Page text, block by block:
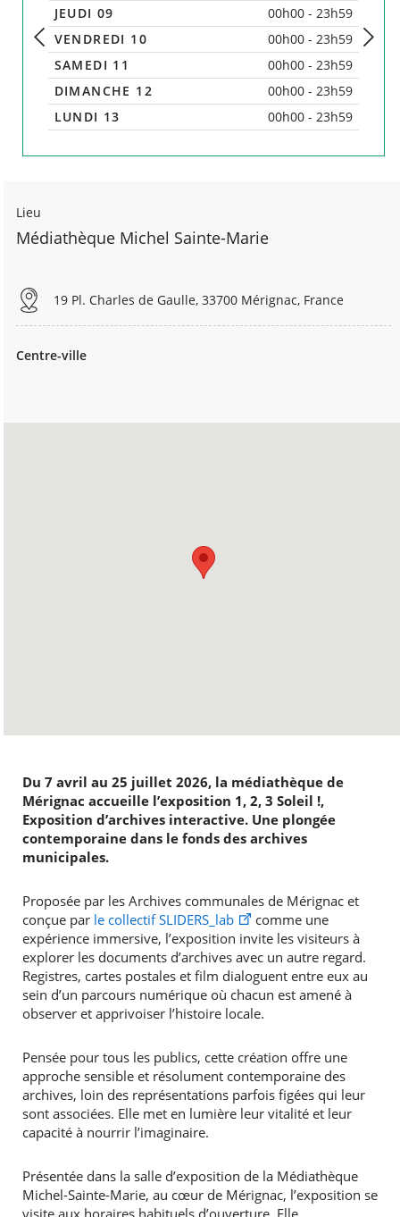
JEUDI 09
00h00 - 23h59
VENDREDI 10
00h00 - 23h59
SAMEDI 11
00h00 - 23h59
DIMANCHE 12
00h00 - 23h59
LUNDI 13
00h00 - 23h59
Précédent
Lieu
Médiathèque Michel Sainte-Marie
19 Pl. Charles de Gaulle, 33700 Mérignac, France
Centre-ville
Du 7 avril au 25 juillet 2026, la médiathèque de
Mérignac accueille l’exposition 1, 2, 3 Soleil !,
Exposition d’archives interactive. Une plongée
contemporaine dans le fonds des archives
municipales.
Proposée par les Archives communales de Mérignac et
conçue par le collectif SLIDERS_lab
comme une
expérience immersive, l’exposition invite les visiteurs à
explorer les documents d’archives avec un autre regard.
Registres, cartes postales et film dialoguent entre eux au
sein d’un parcours numérique où chacun est amené à
observer et apprivoiser l’histoire locale.
Pensée pour tous les publics, cette création offre une
approche sensible et résolument contemporaine des
archives, loin des représentations parfois figées qui leur
sont associées. Elle met en lumière leur vitalité et leur
capacité à nourrir l’imaginaire.
Présentée dans la salle d’exposition de la Médiathèque
Michel-Sainte-Marie, au cœur de Mérignac, l’exposition se